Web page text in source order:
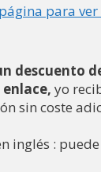
para ver
descuento
yo
sin coste
inglés :